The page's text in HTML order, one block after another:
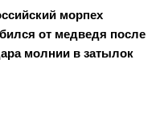
морпех
от медведя после
молнии в затылок